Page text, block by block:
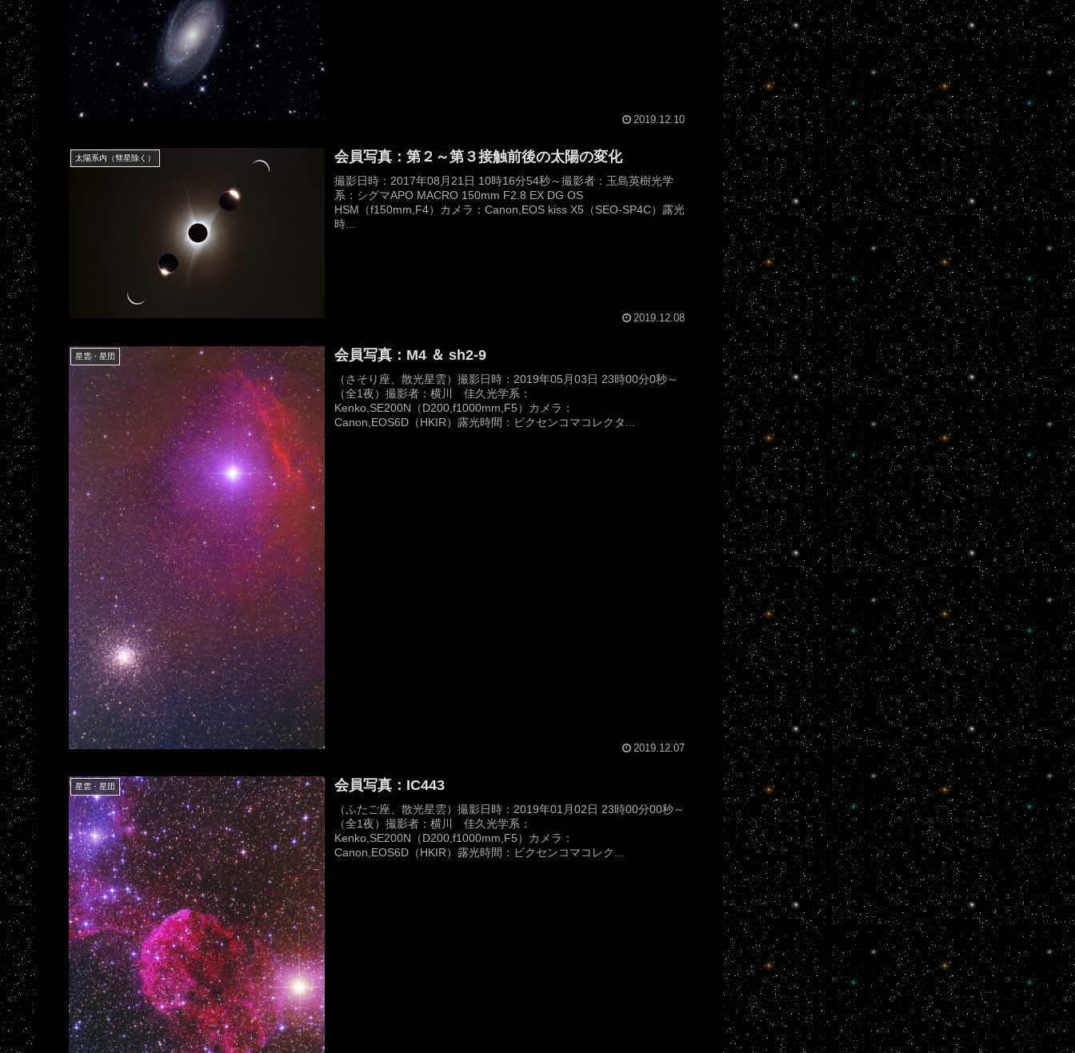
2019.12.10
太陽系内（彗星除く） 会員写真：第２～第３接触前後の太陽の変化
撮影日時：2017年08月21日 10時16分54秒～撮影者：玉島英樹光学
系：シグマAPO MACRO 150mm F2.8 EX DG OS
HSM（f150mm,F4）カメラ：Canon,EOS kiss X5（SEO-SP4C）露光
時...
2019.12.08
星雲・星団 会員写真：M4 ＆ sh2-9
（さそり座、散光星雲）撮影日時：2019年05月03日 23時00分0秒～
（全1夜）撮影者：横川 佳久光学系：
Kenko,SE200N（D200,f1000mm,F5）カメラ：
Canon,EOS6D（HKIR）露光時間：ビクセンコマコレクタ...
2019.12.07
星雲・星団 会員写真：IC443
（ふたご座、散光星雲）撮影日時：2019年01月02日 23時00分00秒～
（全1夜）撮影者：横川 佳久光学系：
Kenko,SE200N（D200,f1000mm,F5）カメラ：
Canon,EOS6D（HKIR）露光時間：ビクセンコマコレク...